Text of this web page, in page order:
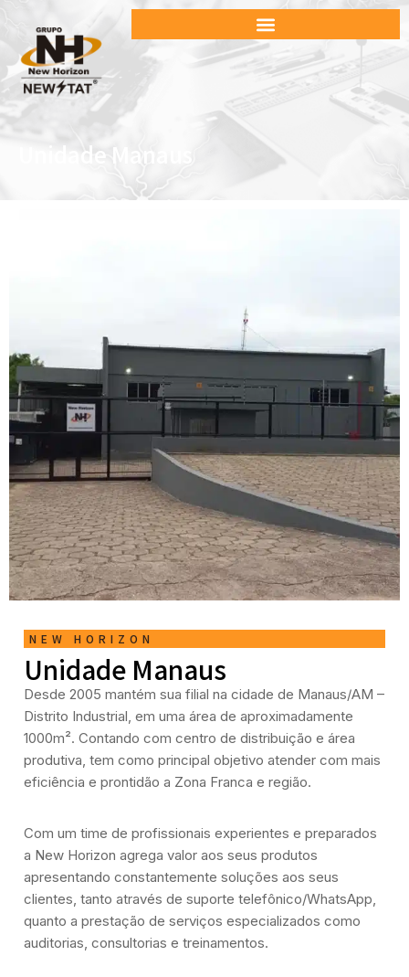
Unidade Manaus
NEW HORIZON
Unidade Manaus
Desde 2005 mantém sua filial na cidade de Manaus/AM –
Distrito Industrial, em uma área de aproximadamente
1000m². Contando com centro de distribuição e área
produtiva, tem como principal objetivo atender com mais
eficiência e prontidão a Zona Franca e região.
Com um time de profissionais experientes e preparados
a New Horizon agrega valor aos seus produtos
apresentando constantemente soluções aos seus
clientes, tanto através de suporte telefônico/WhatsApp,
quanto a prestação de serviços especializados como
auditorias, consultorias e treinamentos.